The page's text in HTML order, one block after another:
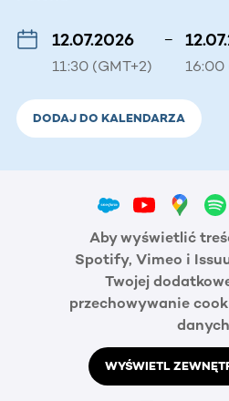
12.07.2026
11:30 (GMT+2)
–
16:00
DODAJ DO KALENDARZA
Aby wyświetlić
Spotify, Vimeo i
Twojej
przechowywanie
WYŚWIETL